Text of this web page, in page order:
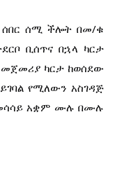
ሰበር ሰሚ ችሎት በመ/ቁ
ቢሰጥና በኋላ ካርታ
ካርታ ከወሰደው
የሚለውን አስገዳጅ
አቋም ሙሉ በሙሉ